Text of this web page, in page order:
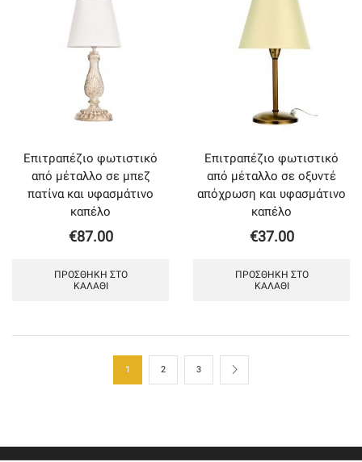
Επιτραπέζιο φωτιστικό
από μέταλλο σε μπεζ
πατίνα και υφασμάτινο
καπέλο
€87.00
ΠΡΟΣΘΉΚΗ ΣΤΟ
ΚΑΛΆΘΙ
Επιτραπέζιο φωτιστικό
από μέταλλο σε οξυντέ
απόχρωση και υφασμάτινο
καπέλο
€37.00
ΠΡΟΣΘΉΚΗ ΣΤΟ
ΚΑΛΆΘΙ
1 2 3